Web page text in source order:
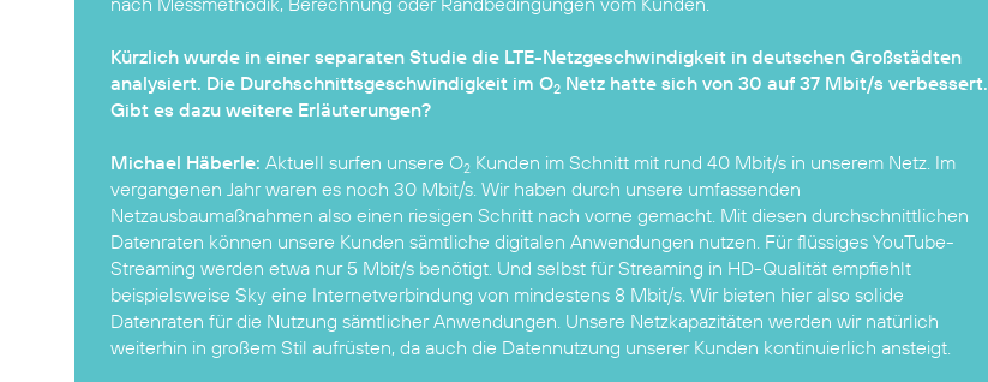
Kürzlich wurde in einer separaten Studie die LTE-Netzgeschwindigkeit in deutschen Großstädten
analysiert. Die Durchschnittsgeschwindigkeit im O2 Netz hatte sich von 30 auf 37 Mbit/s verbessert.
Gibt es dazu weitere Erläuterungen?
Michael Häberle: Aktuell surfen unsere O2 Kunden im Schnitt mit rund 40 Mbit/s in unserem Netz. Im
vergangenen Jahr waren es noch 30 Mbit/s. Wir haben durch unsere umfassenden
Netzausbaumaßnahmen also einen riesigen Schritt nach vorne gemacht. Mit diesen durchschnittlichen
Datenraten können unsere Kunden sämtliche digitalen Anwendungen nutzen. Für flüssiges YouTube-
Streaming werden etwa nur 5 Mbit/s benötigt. Und selbst für Streaming in HD-Qualität empfiehlt
beispielsweise Sky eine Internetverbindung von mindestens 8 Mbit/s. Wir bieten hier also solide
Datenraten für die Nutzung sämtlicher Anwendungen. Unsere Netzkapazitäten werden wir natürlich
weiterhin in großem Stil aufrüsten, da auch die Datennutzung unserer Kunden kontinuierlich ansteigt.